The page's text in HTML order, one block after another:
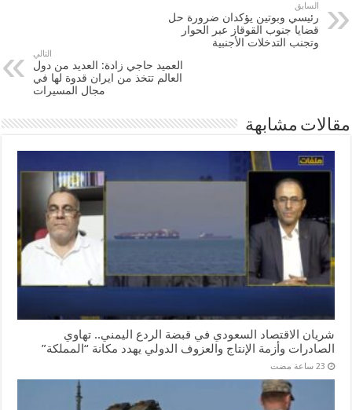
السابق
رئيسي وبوتين يؤكدان ضرورة حل
قضايا جنوب القوقاز عبر الحوار
وتجنب التدخلات الأجنبية
التالي
العميد حاجي زادة: العديد من دول
العالم تتخذ من ايران قدوة لها في
مجال المسيرات
مقالات مشابهة
شريان الاقتصاد السعودي في قبضة الردع اليمني.. تهاوي
الصادرات وأزمة الإنتاج والعزوف الدولي يهدد مكانة “المملكة”